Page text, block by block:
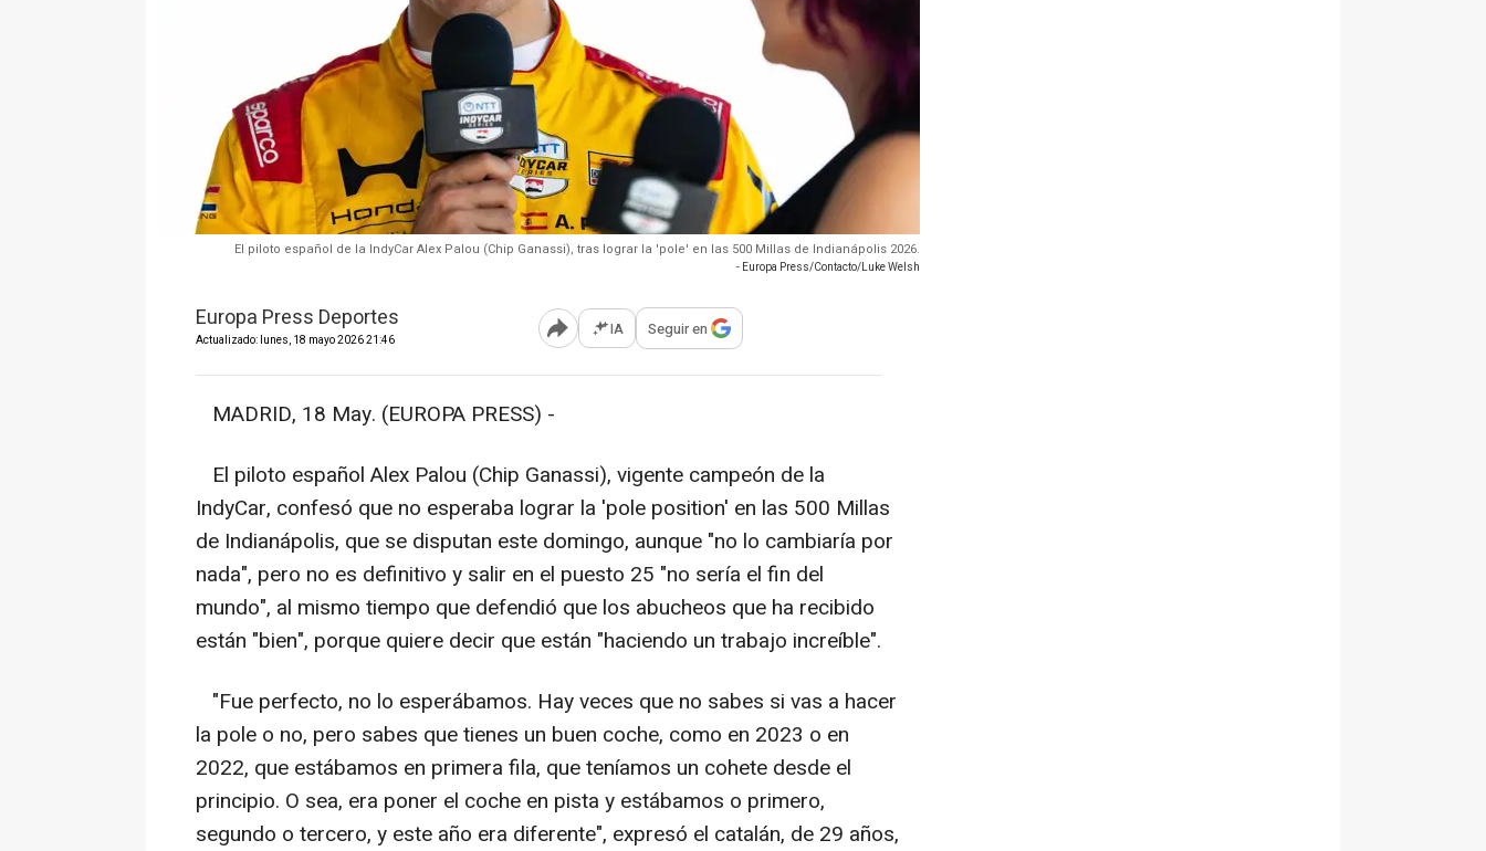
El piloto español de la IndyCar Alex Palou (Chip Ganassi), tras lograr la 'pole' en las 500 Millas de Indianápolis 2026.
- Europa Press/Contacto/Luke Welsh
Europa Press Deportes
Actualizado: lunes, 18 mayo 2026 21:46 Abrir opciones para compartir
IA Seguir en
MADRID, 18 May. (EUROPA PRESS) -
El piloto español Alex Palou (Chip Ganassi), vigente campeón de la
IndyCar, confesó que no esperaba lograr la 'pole position' en las 500 Millas
de Indianápolis, que se disputan este domingo, aunque "no lo cambiaría por
nada", pero no es definitivo y salir en el puesto 25 "no sería el fin del
mundo", al mismo tiempo que defendió que los abucheos que ha recibido
están "bien", porque quiere decir que están "haciendo un trabajo increíble".
"Fue perfecto, no lo esperábamos. Hay veces que no sabes si vas a hacer
la pole o no, pero sabes que tienes un buen coche, como en 2023 o en
2022, que estábamos en primera fila, que teníamos un cohete desde el
principio. O sea, era poner el coche en pista y estábamos o primero,
segundo o tercero, y este año era diferente", expresó el catalán, de 29 años,